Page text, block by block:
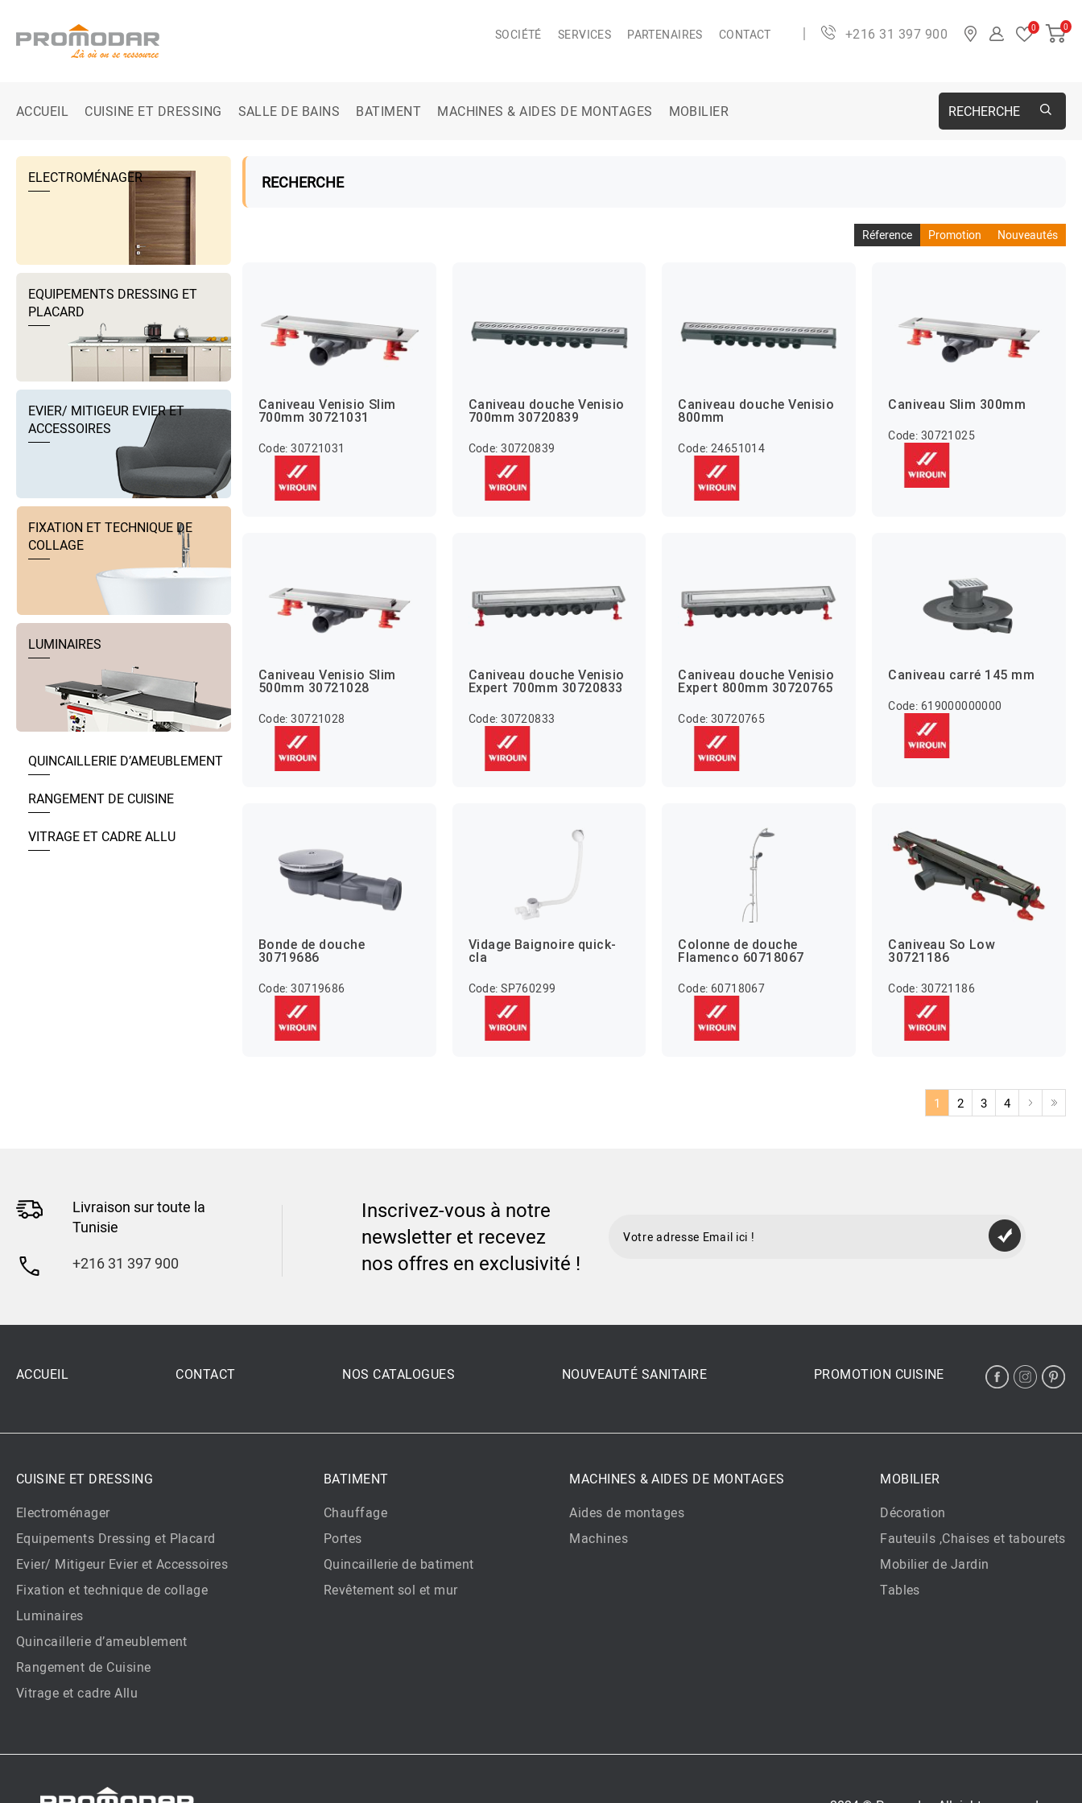
SOCIÉTÉ SERVICES PARTENAIRES CONTACT +216 31 397 900 0 0
ACCUEIL CUISINE ET DRESSING SALLE DE BAINS BATIMENT MACHINES & AIDES DE MONTAGES MOBILIER RECHERCHE
ELECTROMÉNAGER
EQUIPEMENTS DRESSING ET
PLACARD
EVIER/ MITIGEUR EVIER ET
ACCESSOIRES
FIXATION ET TECHNIQUE DE
COLLAGE
LUMINAIRES
QUINCAILLERIE D’AMEUBLEMENT
RANGEMENT DE CUISINE
VITRAGE ET CADRE ALLU
RECHERCHE
Réference Promotion Nouveautés
Caniveau Venisio Slim
700mm 30721031
Code: 30721031
Caniveau douche Venisio
700mm 30720839
Code: 30720839
Caniveau douche Venisio
800mm
Code: 24651014
Caniveau Slim 300mm
Code: 30721025
Caniveau Venisio Slim
500mm 30721028
Code: 30721028
Caniveau douche Venisio
Expert 700mm 30720833
Code: 30720833
Caniveau douche Venisio
Expert 800mm 30720765
Code: 30720765
Caniveau carré 145 mm
Code: 619000000000
Bonde de douche
30719686
Code: 30719686
Vidage Baignoire quick-
cla
Code: SP760299
Colonne de douche
Flamenco 60718067
Code: 60718067
Caniveau So Low
30721186
Code: 30721186
1 2 3 4
Livraison sur toute la
Tunisie
+216 31 397 900
Inscrivez-vous à notre
newsletter et recevez
nos offres en exclusivité !
ACCUEIL CONTACT NOS CATALOGUES NOUVEAUTÉ SANITAIRE PROMOTION CUISINE
CUISINE ET DRESSING
Electroménager
Equipements Dressing et Placard
Evier/ Mitigeur Evier et Accessoires
Fixation et technique de collage
Luminaires
Quincaillerie d’ameublement
Rangement de Cuisine
Vitrage et cadre Allu
BATIMENT
Chauffage
Portes
Quincaillerie de batiment
Revêtement sol et mur
MACHINES & AIDES DE MONTAGES
Aides de montages
Machines
MOBILIER
Décoration
Fauteuils ,Chaises et tabourets
Mobilier de Jardin
Tables